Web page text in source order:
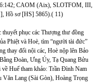
CAOM (Aix), SLOTFOM, III,
Hồ sơ [HS] 5865).( 11)
phục các Thượng thư đồng
Phiệt và Hoè, tìm “người tài đức”
thay đổi nội các, Hoè nộp lên Bảo
Đoàn, Ưng Úy, Tạ Quang Bửu
Huế tham khảo: Trần Đình Nam
Lang (Sài Gòn), Hoàng Trọng